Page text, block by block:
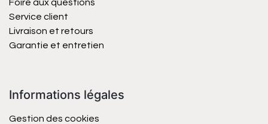
Foire aux questions
Service client
Livraison et retours
Garantie et entretien
Informations légales
Gestion des cookies